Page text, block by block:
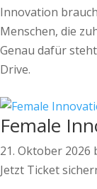
Innovation
Menschen, die
Genau dafür
Drive.
Female
21. Oktober 2026
Jetzt Ticket